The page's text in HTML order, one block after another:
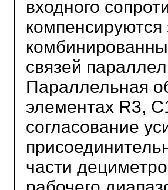
входного
компенсируются
связей
Параллельная
элементах R3,
согласование
части